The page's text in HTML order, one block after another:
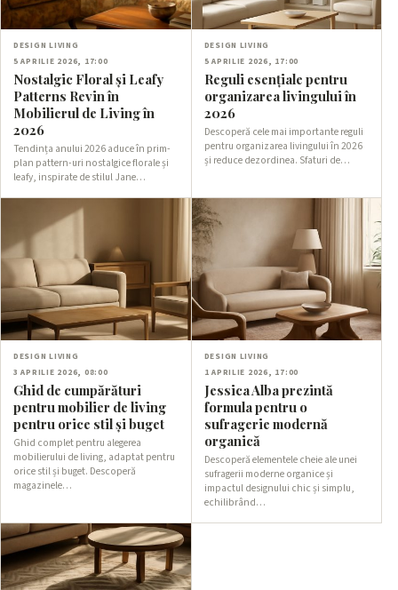
DESIGN LIVING
5 APRILIE 2026, 17:00
Nostalgic Floral și Leafy
Patterns Revin în
Mobilierul de Living în
2026
Tendința anului 2026 aduce în prim-
plan pattern-uri nostalgice florale și
leafy, inspirate de stilul Jane…
DESIGN LIVING
5 APRILIE 2026, 17:00
Reguli esențiale pentru
organizarea livingului în
2026
Descoperă cele mai importante reguli
pentru organizarea livingului în 2026
și reduce dezordinea. Sfaturi de…
DESIGN LIVING
3 APRILIE 2026, 08:00
Ghid de cumpărături
pentru mobilier de living
pentru orice stil și buget
Ghid complet pentru alegerea
mobilierului de living, adaptat pentru
orice stil și buget. Descoperă
magazinele…
DESIGN LIVING
1 APRILIE 2026, 17:00
Jessica Alba prezintă
formula pentru o
sufragerie modernă
organică
Descoperă elementele cheie ale unei
sufragerii moderne organice și
impactul designului chic și simplu,
echilibrând…